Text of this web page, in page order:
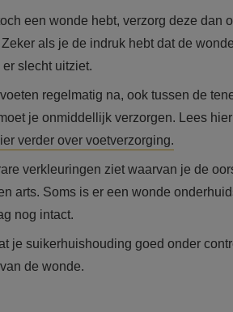
een wonde hebt, verzorg deze dan
als je de indruk hebt dat de
slecht uitziet.
regelmatig na, ook tussen de
je onmiddellijk verzorgen. Lees
verder over voetverzorging.
verkleuringen ziet waarvan je de
arts. Soms is er een wonde
nog intact.
je suikerhuishouding goed onder
de wonde.